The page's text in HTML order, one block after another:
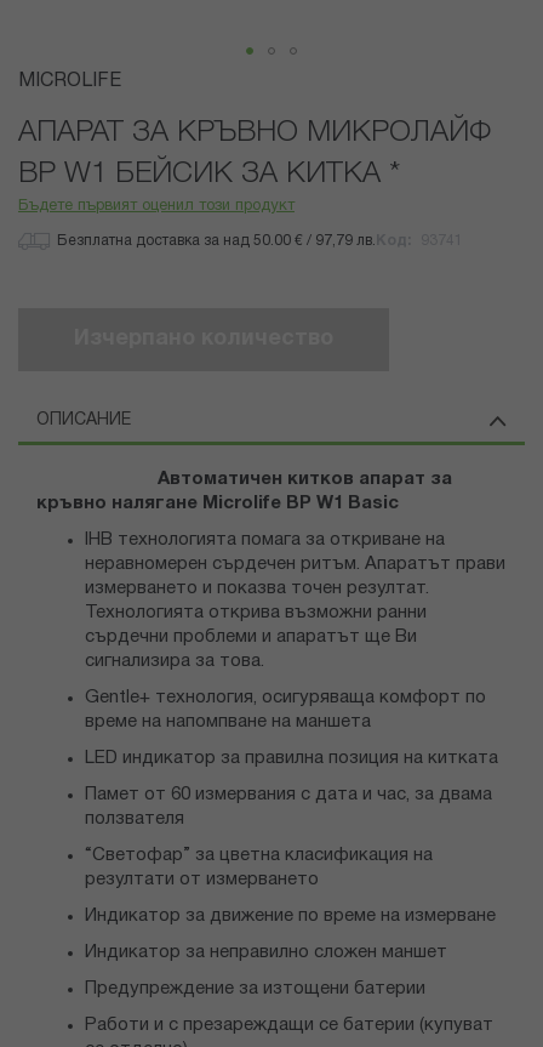
Преминете
началото
галерия
със
MICROLIFE
АПАРАТ ЗА КРЪВНО МИКРОЛАЙФ
BP W1 БЕЙСИК ЗА КИТКА *
Бъдете първият оценил този продукт
Безплатна доставка за над 50.00 € / 97,79 лв.
ОПИСАНИЕ
Автоматичен китков апарат за
кръвно налягане Microlife ВР W1
Basic
IHB технологията помага за откриване на
неравномерен сърдечен ритъм. Апаратът прави
измерването и показва точен резултат.
Технологията открива възможни ранни
сърдечни проблеми и апаратът ще Ви
сигнализира за това.
Gentle+ технология, осигуряваща комфорт по
време на напомпване на маншета
LED индикатор за правилна позиция на китката
Памет от 60 измервания с дата и час, за двама
ползвателя
“Светофар” за цветна класификация на
резултати от измерването
Индикатор за движение по време на измерване
Индикатор за неправилно сложен маншет
Предупреждение за изтощени батерии
Работи и с презареждащи се батерии (купуват